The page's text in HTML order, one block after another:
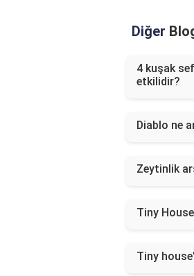
Diğer
4 kuşak
etkilidir?
Diablo ne
Zeytinlik
Tiny
Tiny